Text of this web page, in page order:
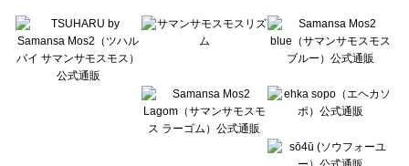
Lugnoncure（ルノンキュール）の一覧
BETTY'S BLUE（べティーズブルー）の一覧
Wpc.（ワールドパーティー）の一覧